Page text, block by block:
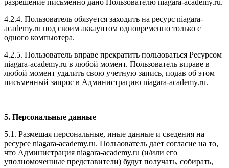
4.2.4. Пользователь обязуется заходить на ресурс niagara-
academy.ru под своим аккаунтом одновременно только с
одного компьютера.
4.2.5. Пользователь вправе прекратить пользоваться Ресурсом
niagara-academy.ru в любой момент. Пользователь вправе в
любой момент удалить свою учетную запись, подав об этом
письменный запрос в Администрацию niagara-academy.ru.
5. Персональные данные
5.1. Размещая персональные, иные данные и сведения на
ресурсе niagara-academy.ru. Пользователь дает согласие на то,
что Администрация niagara-academy.ru (и/или его
уполномоченные представители) будут получать, собирать,